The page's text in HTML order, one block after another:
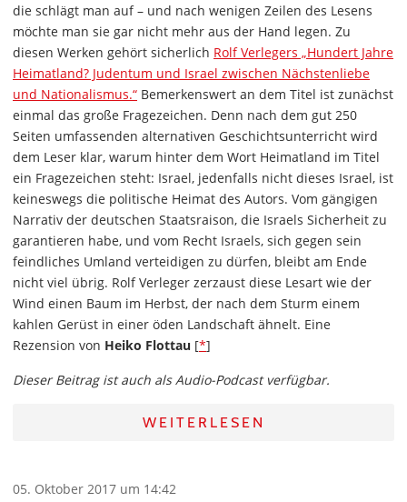
die schlägt man auf – und nach wenigen Zeilen des Lesens
möchte man sie gar nicht mehr aus der Hand legen. Zu
diesen Werken gehört sicherlich Rolf Verlegers „Hundert Jahre
Heimatland? Judentum und Israel zwischen Nächstenliebe
und Nationalismus.“ Bemerkenswert an dem Titel ist zunächst
einmal das große Fragezeichen. Denn nach dem gut 250
Seiten umfassenden alternativen Geschichtsunterricht wird
dem Leser klar, warum hinter dem Wort Heimatland im Titel
ein Fragezeichen steht: Israel, jedenfalls nicht dieses Israel, ist
keineswegs die politische Heimat des Autors. Vom gängigen
Narrativ der deutschen Staatsraison, die Israels Sicherheit zu
garantieren habe, und vom Recht Israels, sich gegen sein
feindliches Umland verteidigen zu dürfen, bleibt am Ende
nicht viel übrig. Rolf Verleger zerzaust diese Lesart wie der
Wind einen Baum im Herbst, der nach dem Sturm einem
kahlen Gerüst in einer öden Landschaft ähnelt. Eine
Rezension von Heiko Flottau [*]
Dieser Beitrag ist auch als Audio-Podcast verfügbar.
WEITERLESEN
05. Oktober 2017 um 14:42